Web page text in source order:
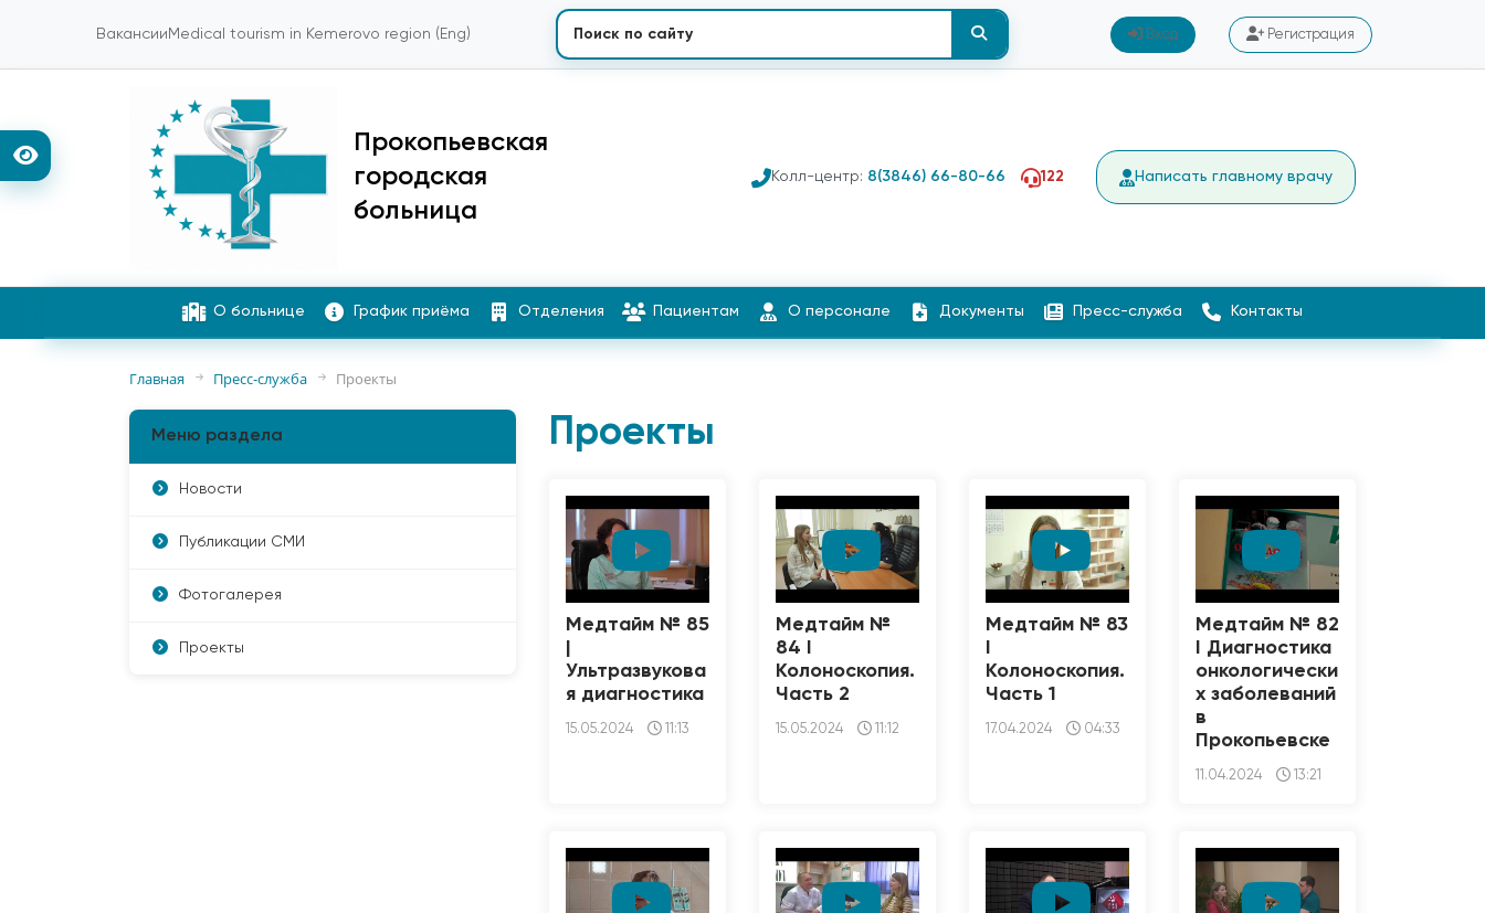
Вакансии Medical tourism in Kemerovo region (Eng) Вход Регистрация
Прокопьевская
городская
больница
Колл-центр: 8(3846) 66-80-66 122 Написать главному врачу
О больнице График приёма Отделения Пациентам О персонале Документы Пресс-служба Контакты
Главная Пресс-служба Проекты
Меню раздела
Новости
Публикации СМИ
Фотогалерея
Проекты
Проекты
Медтайм № 85
Ультразвукова
я диагностика
15.05.2024 11:13
Медтайм №
84 I
Колоноскопия.
Часть 2
15.05.2024 11:12
Медтайм № 83
Колоноскопия.
Часть 1
17.04.2024 04:33
Медтайм № 82
I Диагностика
онкологически
х заболеваний
в
Прокопьевске
11.04.2024 13:21